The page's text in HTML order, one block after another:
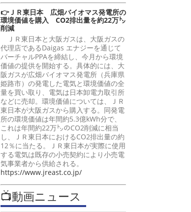
👉ＪＲ東日本 広畑バイオマス発電所の
環境価値を購入 CO2排出量を約22万㌧
削減
ＪＲ東日本と大阪ガスは、大阪ガスの
代理店であるDaigas エナジーを通じて
バーチャルPPAを締結し、今月から環境
価値の提供を開始する。具体的には、大
阪ガスが広畑バイオマス発電所（兵庫県
姫路市）の発電した電気と環境価値の全
量を買い取り、電気は日本卸電力取引所
などに売却。環境価値については、ＪＲ
東日本が大阪ガスから購入する。同発電
所の環境価値は年間約5.3億kWh分で、
これは年間約22万㌧のCO2削減に相当
し、ＪＲ東日本におけるCO2排出量の約
12％に当たる。ＪＲ東日本が実際に使用
する電気は既存の小売契約により小売電
気事業者から供給される。
https://www.jreast.co.jp/
📺動画ニュース